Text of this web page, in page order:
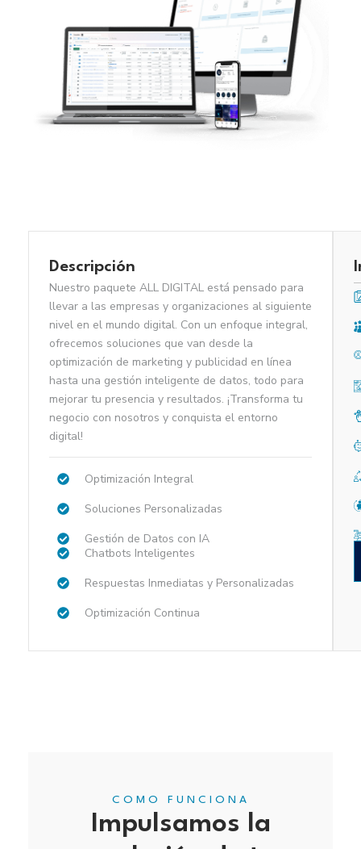
Descripción
Nuestro paquete ALL DIGITAL está pensado para
llevar a las empresas y organizaciones al siguiente
nivel en el mundo digital. Con un enfoque integral,
ofrecemos soluciones que van desde la
optimización de marketing y publicidad en línea
hasta una gestión inteligente de datos, todo para
mejorar tu presencia y resultados. ¡Transforma tu
negocio con nosotros y conquista el entorno
digital!
Optimización Integral
Soluciones Personalizadas
Gestión de Datos con IA
Chatbots Inteligentes
Respuestas Inmediatas y Personalizadas
Optimización Continua
COMO FUNCIONA
Impulsamos la